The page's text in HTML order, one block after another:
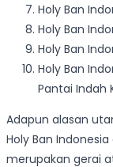
Holy Ban
Holy Ban
Holy Ban
Holy Ban
Pantai Indah
Adapun alasan
Holy Ban
merupakan gerai